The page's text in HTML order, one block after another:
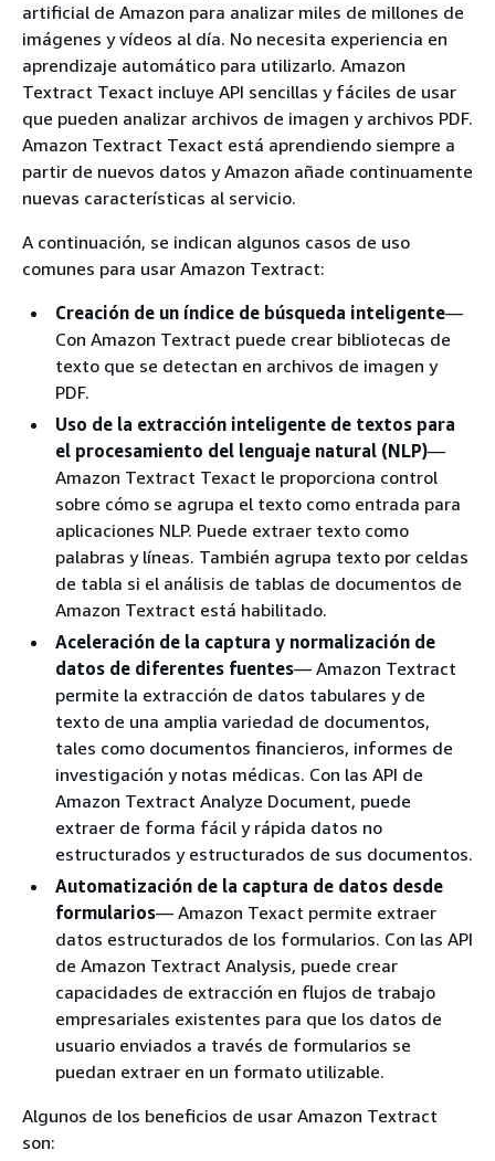
artificial de Amazon para analizar miles de millones de
imágenes y vídeos al día. No necesita experiencia en
aprendizaje automático para utilizarlo. Amazon
Textract Texact incluye API sencillas y fáciles de usar
que pueden analizar archivos de imagen y archivos PDF.
Amazon Textract Texact está aprendiendo siempre a
partir de nuevos datos y Amazon añade continuamente
nuevas características al servicio.
A continuación, se indican algunos casos de uso
comunes para usar Amazon Textract:
Creación de un índice de búsqueda inteligente—
Con Amazon Textract puede crear bibliotecas de
texto que se detectan en archivos de imagen y
PDF.
Uso de la extracción inteligente de textos para
el procesamiento del lenguaje natural (NLP)—
Amazon Textract Texact le proporciona control
sobre cómo se agrupa el texto como entrada para
aplicaciones NLP. Puede extraer texto como
palabras y líneas. También agrupa texto por celdas
de tabla si el análisis de tablas de documentos de
Amazon Textract está habilitado.
Aceleración de la captura y normalización de
datos de diferentes fuentes— Amazon Textract
permite la extracción de datos tabulares y de
texto de una amplia variedad de documentos,
tales como documentos financieros, informes de
investigación y notas médicas. Con las API de
Amazon Textract Analyze Document, puede
extraer de forma fácil y rápida datos no
estructurados y estructurados de sus documentos.
Automatización de la captura de datos desde
formularios— Amazon Texact permite extraer
datos estructurados de los formularios. Con las API
de Amazon Textract Analysis, puede crear
capacidades de extracción en flujos de trabajo
empresariales existentes para que los datos de
usuario enviados a través de formularios se
puedan extraer en un formato utilizable.
Algunos de los beneficios de usar Amazon Textract
son: